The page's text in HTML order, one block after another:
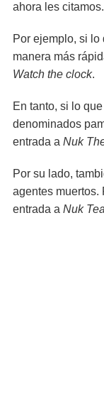
ahora les citamos.
Por ejemplo, si lo
manera más
Watch the clock.
En tanto, si lo
denominados
entrada a Nuk
Por su lado,
agentes muertos.
entrada a Nuk